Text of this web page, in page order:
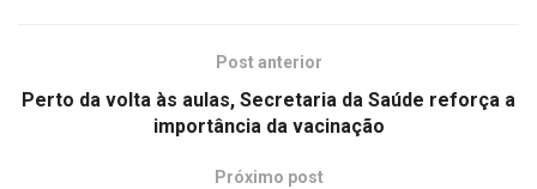
Post anterior
Perto da volta às aulas, Secretaria da Saúde reforça a
importância da vacinação
Próximo post